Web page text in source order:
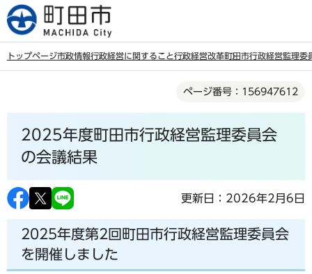
こ
の
トップページ市政情報行政経営に関すること行政経営改革町田市行政経営監理委
ページ番号：156947612
2025年度町田市行政経営監理委員会
の会議結果
更新日：2026年2月6日
2025年度第2回町田市行政経営監理委員会
を開催しました